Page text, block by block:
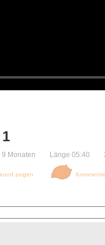
9 Monaten Länge 05:40
zeigen